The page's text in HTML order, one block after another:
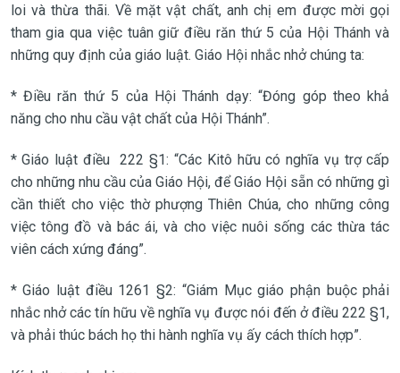
loi và thừa thãi. Về mặt vật chất, anh chị em được mời gọi
tham gia qua việc tuân giữ điều răn thứ 5 của Hội Thánh và
những quy định của giáo luật. Giáo Hội nhắc nhở chúng ta:
* Điều răn thứ 5 của Hội Thánh dạy: “Đóng góp theo khả
năng cho nhu cầu vật chất của Hội Thánh”.
* Giáo luật điều 222 §1: “Các Kitô hữu có nghĩa vụ trợ cấp
cho những nhu cầu của Giáo Hội, để Giáo Hội sẵn có những gì
cần thiết cho việc thờ phượng Thiên Chúa, cho những công
việc tông đồ và bác ái, và cho việc nuôi sống các thừa tác
viên cách xứng đáng”.
* Giáo luật điều 1261 §2: “Giám Mục giáo phận buộc phải
nhắc nhở các tín hữu về nghĩa vụ được nói đến ở điều 222 §1,
và phải thúc bách họ thi hành nghĩa vụ ấy cách thích hợp”.